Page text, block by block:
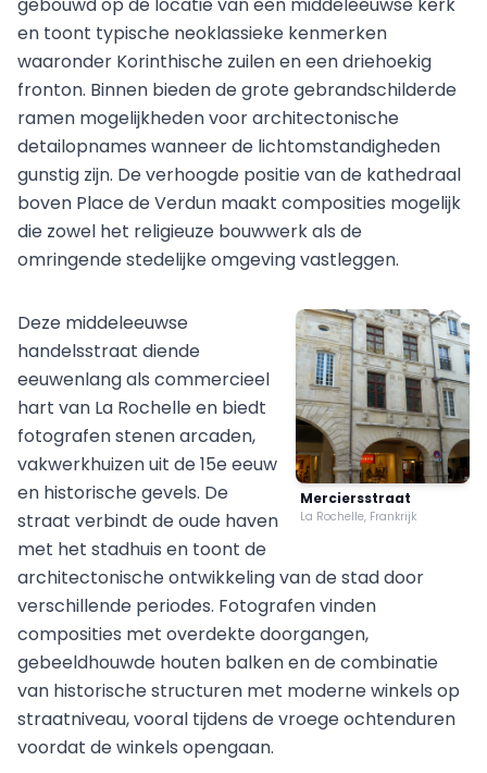
en toont typische neoklassieke kenmerken
waaronder Korinthische zuilen en een driehoekig
fronton. Binnen bieden de grote gebrandschilderde
ramen mogelijkheden voor architectonische
detailopnames wanneer de lichtomstandigheden
gunstig zijn. De verhoogde positie van de kathedraal
boven Place de Verdun maakt composities mogelijk
die zowel het religieuze bouwwerk als de
omringende stedelijke omgeving vastleggen.
Merciersstraat
La Rochelle, Frankrijk
Deze middeleeuwse
handelsstraat diende
eeuwenlang als commercieel
hart van La Rochelle en biedt
fotografen stenen arcaden,
vakwerkhuizen uit de 15e eeuw
en historische gevels. De
straat verbindt de oude haven
met het stadhuis en toont de
architectonische ontwikkeling van de stad door
verschillende periodes. Fotografen vinden
composities met overdekte doorgangen,
gebeeldhouwde houten balken en de combinatie
van historische structuren met moderne winkels op
straatniveau, vooral tijdens de vroege ochtenduren
voordat de winkels opengaan.